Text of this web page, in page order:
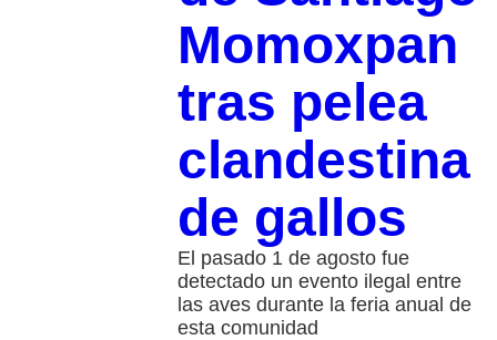
Momoxpan
tras pelea
clandestina
de gallos
El pasado 1 de agosto fue
detectado un evento ilegal entre
las aves durante la feria anual de
esta comunidad